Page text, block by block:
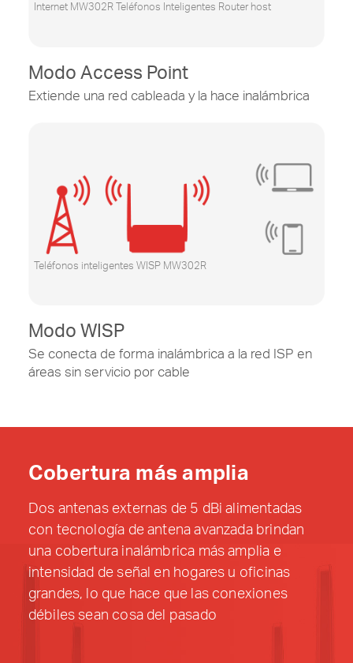
Internet MW302R Teléfonos Inteligentes Router host
Modo Access Point
Extiende una red cableada y la hace inalámbrica
Teléfonos inteligentes WISP MW302R
Modo WISP
Se conecta de forma inalámbrica a la red ISP en
áreas sin servicio por cable
Cobertura más amplia
Dos antenas externas de 5 dBi alimentadas
con tecnología de antena avanzada brindan
una cobertura inalámbrica más amplia e
intensidad de señal en hogares u oficinas
grandes, lo que hace que las conexiones
débiles sean cosa del pasado